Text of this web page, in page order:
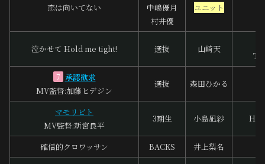
恋は向いてない
中嶋優月
村井優
ユニット
泣かせて Hold me tight! 選抜 山﨑天
7 承認欲求
MV監督:加藤ヒデジン
選抜 森田ひかる
マモリビト
MV監督:新宮良平
3期生 小島凪紗
確信的クロワッサン BACKS 井上梨名